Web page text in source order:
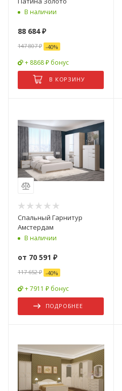
В наличии
88 684₽
147 807₽ -40%
+ 8868 ₽ бонус
В КОРЗИНУ
Спальный Гарнитур
Амстердам
В наличии
от 70 591 ₽
117 652 ₽ -40%
+ 7911 ₽ бонус
ПОДРОБНЕЕ